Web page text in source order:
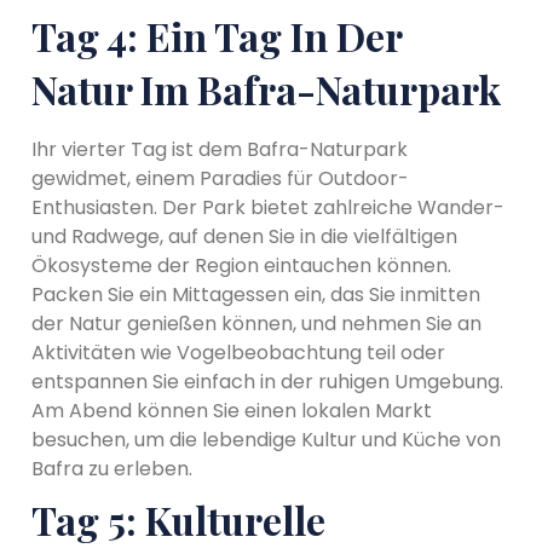
Tag 4: Ein Tag In Der
Natur Im Bafra-Naturpark
Ihr vierter Tag ist dem Bafra-Naturpark
gewidmet, einem Paradies für Outdoor-
Enthusiasten. Der Park bietet zahlreiche Wander-
und Radwege, auf denen Sie in die vielfältigen
Ökosysteme der Region eintauchen können.
Packen Sie ein Mittagessen ein, das Sie inmitten
der Natur genießen können, und nehmen Sie an
Aktivitäten wie Vogelbeobachtung teil oder
entspannen Sie einfach in der ruhigen Umgebung.
Am Abend können Sie einen lokalen Markt
besuchen, um die lebendige Kultur und Küche von
Bafra zu erleben.
Tag 5: Kulturelle